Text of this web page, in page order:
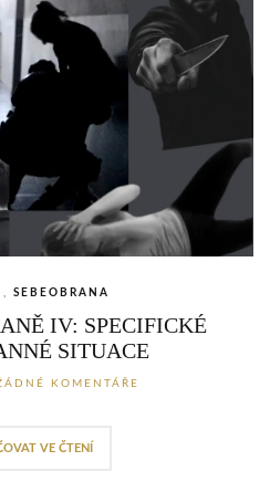
, SEBEOBRANA
IV: SPECIFICKÉ
SITUACE
KOMENTÁŘE
VE ČTENÍ